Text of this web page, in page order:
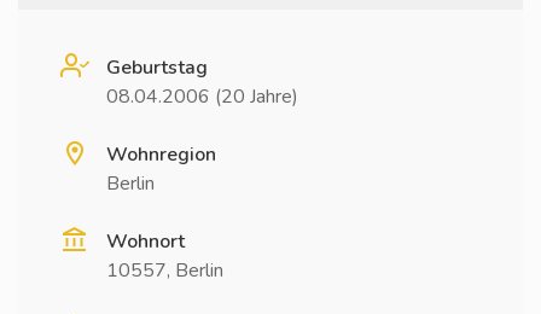
Geburtstag
08.04.2006 (20 Jahre)
Wohnregion
Berlin
Wohnort
10557, Berlin